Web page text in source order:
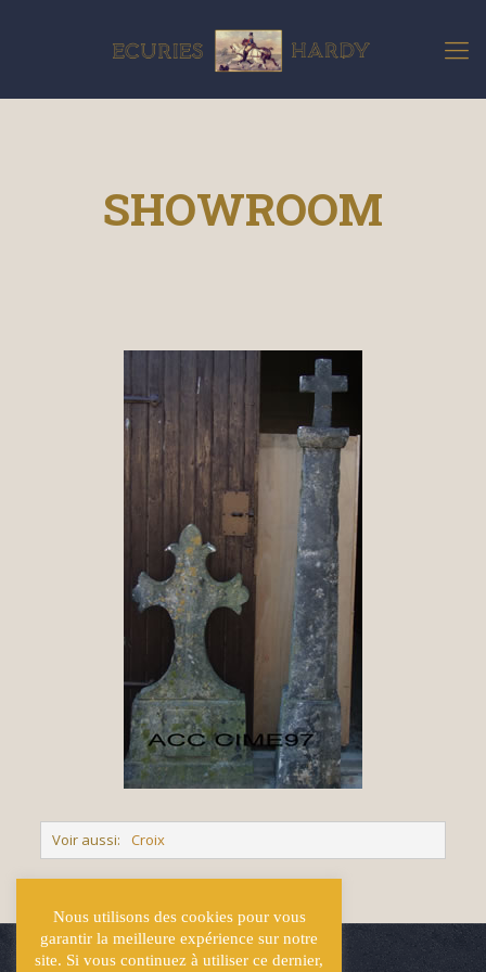
SHOWROOM
Voir aussi: Croix
Nous utilisons des cookies pour vous
garantir la meilleure expérience sur notre
site. Si vous continuez à utiliser ce dernier,